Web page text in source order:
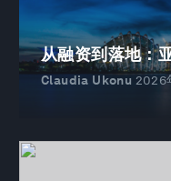
从融资到落地：
Claudia Ukonu 2026